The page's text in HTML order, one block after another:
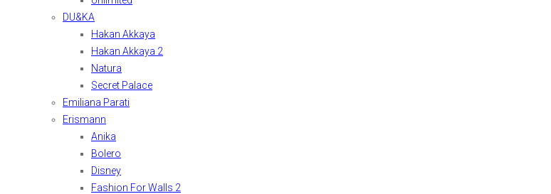
DU&KA
Hakan Akkaya
Hakan Akkaya 2
Natura
Secret Palace
Emiliana Parati
Erismann
Anika
Bolero
Disney
Fashion For Walls 2